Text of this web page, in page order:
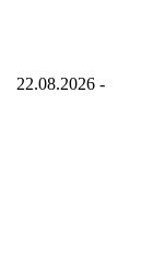
22.08.2026 -